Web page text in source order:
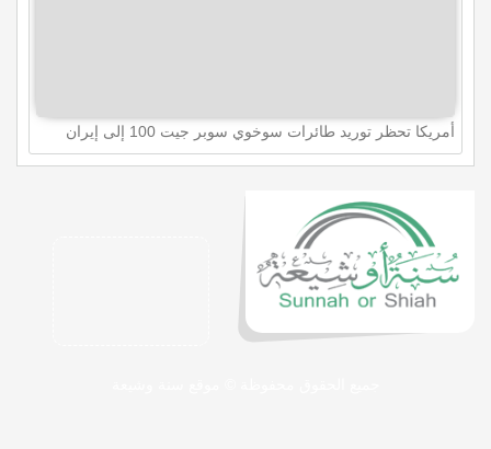
أمريكا تحظر توريد طائرات سوخوي سوبر جيت 100 إلى إيران